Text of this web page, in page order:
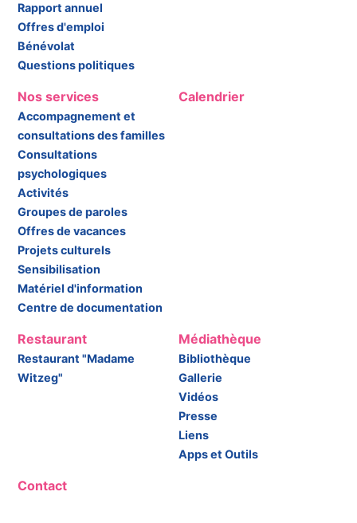
Rapport annuel
Offres d'emploi
Bénévolat
Questions politiques
Nos services
Accompagnement et
consultations des familles
Consultations
psychologiques
Activités
Groupes de paroles
Offres de vacances
Projets culturels
Sensibilisation
Matériel d'information
Centre de documentation
Calendrier
Restaurant
Restaurant "Madame
Witzeg"
Médiathèque
Bibliothèque
Gallerie
Vidéos
Presse
Liens
Apps et Outils
Contact